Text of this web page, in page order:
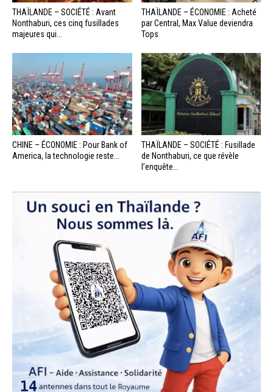
THAÏLANDE – SOCIÉTÉ : Avant
Nonthaburi, ces cinq fusillades
majeures qui...
THAÏLANDE – ÉCONOMIE : Acheté
par Central, Max Value deviendra
Tops
CHINE – ÉCONOMIE : Pour Bank of
America, la technologie reste...
THAÏLANDE – SOCIÉTÉ : Fusillade
de Nonthaburi, ce que révèle
l’enquête...